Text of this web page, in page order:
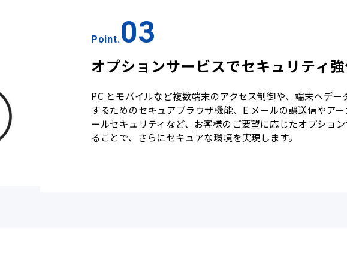
Point.03
オプションサービスでセキュリティ
PC とモバイルなど複数端末のアクセス制御や、端末へデー
するためのセキュアブラウザ機能、E メールの誤送信やア
ールセキュリティなど、お客様のご要望に応じたオプショ
ることで、さらにセキュアな環境を実現します。